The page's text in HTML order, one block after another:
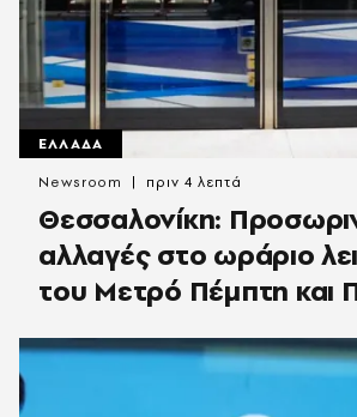
ΕΛΛΑΔΑ
Θεσσαλονίκη:
αλλαγές στο ωράριο
του Μετρό Πέμπτη και
Newsroom πριν 4 λεπτά